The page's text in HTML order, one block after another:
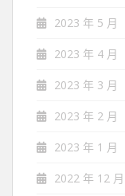
2023 年 5 月
2023 年 4 月
2023 年 3 月
2023 年 2 月
2023 年 1 月
2022 年 12 月